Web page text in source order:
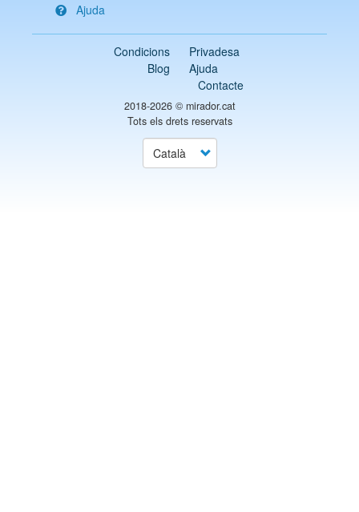
Ajuda
Condicions
Privadesa
Blog
Ajuda
Contacte
2018-2026 © mirador.cat
Tots els drets reservats
Select
your